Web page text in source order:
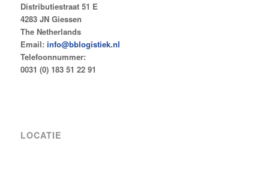
Distributiestraat 51 E
4283 JN Giessen
The Netherlands
Email: info@bblogistiek.nl
Telefoonnummer:
0031 (0) 183 51 22 91
LOCATIE